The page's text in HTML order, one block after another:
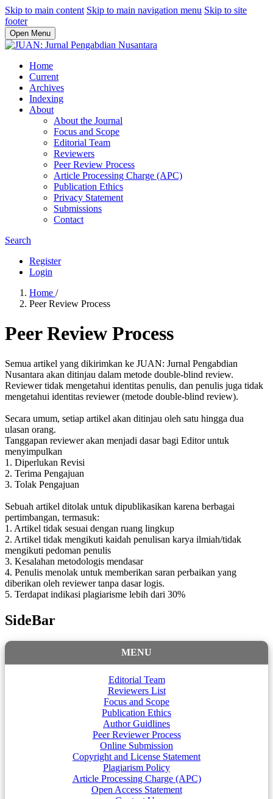
Skip to main content Skip to main navigation menu Skip to site
footer
Open Menu
Home
Current
Archives
Indexing
About
About the Journal
Focus and Scope
Editorial Team
Reviewers
Peer Review Process
Article Processing Charge (APC)
Publication Ethics
Privacy Statement
Submissions
Contact
Search
Register
Login
Home /
Peer Review Process
Peer Review Process
Semua artikel yang dikirimkan ke JUAN: Jurnal Pengabdian
Nusantara akan ditinjau dalam metode double-blind review.
Reviewer tidak mengetahui identitas penulis, dan penulis juga tidak
mengetahui identitas reviewer (metode double-blind review).
Secara umum, setiap artikel akan ditinjau oleh satu hingga dua
ulasan orang.
Tanggapan reviewer akan menjadi dasar bagi Editor untuk
menyimpulkan
1. Diperlukan Revisi
2. Terima Pengajuan
3. Tolak Pengajuan
Sebuah artikel ditolak untuk dipublikasikan karena berbagai
pertimbangan, termasuk:
1. Artikel tidak sesuai dengan ruang lingkup
2. Artikel tidak mengikuti kaidah penulisan karya ilmiah/tidak
mengikuti pedoman penulis
3. Kesalahan metodologis mendasar
4. Penulis menolak untuk memberikan saran perbaikan yang
diberikan oleh reviewer tanpa dasar logis.
5. Terdapat indikasi plagiarisme lebih dari 30%
SideBar
MENU
Editorial Team
Reviewers List
Focus and Scope
Publication Ethics
Author Guidlines
Peer Reviewer Process
Online Submission
Copyright and License Statement
Plagiarism Policy
Article Processing Charge (APC)
Open Access Statement